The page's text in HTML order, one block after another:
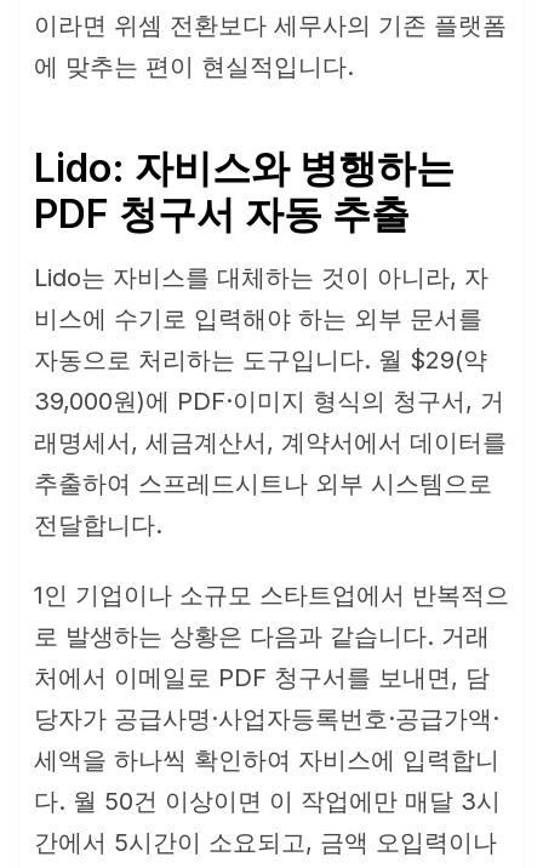
이라면 위셈 전환보다 세무사의 기존 플랫폼
에 맞추는 편이 현실적입니다.
Lido: 자비스와 병행하는
PDF 청구서 자동 추출
Lido는 자비스를 대체하는 것이 아니라, 자
비스에 수기로 입력해야 하는 외부 문서를
자동으로 처리하는 도구입니다. 월 $29(약
39,000원)에 PDF·이미지 형식의 청구서, 거
래명세서, 세금계산서, 계약서에서 데이터를
추출하여 스프레드시트나 외부 시스템으로
전달합니다.
1인 기업이나 소규모 스타트업에서 반복적으
로 발생하는 상황은 다음과 같습니다. 거래
처에서 이메일로 PDF 청구서를 보내면, 담
당자가 공급사명·사업자등록번호·공급가액·
세액을 하나씩 확인하여 자비스에 입력합니
다. 월 50건 이상이면 이 작업에만 매달 3시
간에서 5시간이 소요되고, 금액 오입력이나